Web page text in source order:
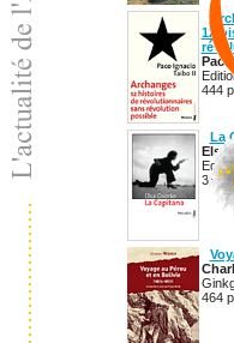
12
444
La
Elsa
336
464